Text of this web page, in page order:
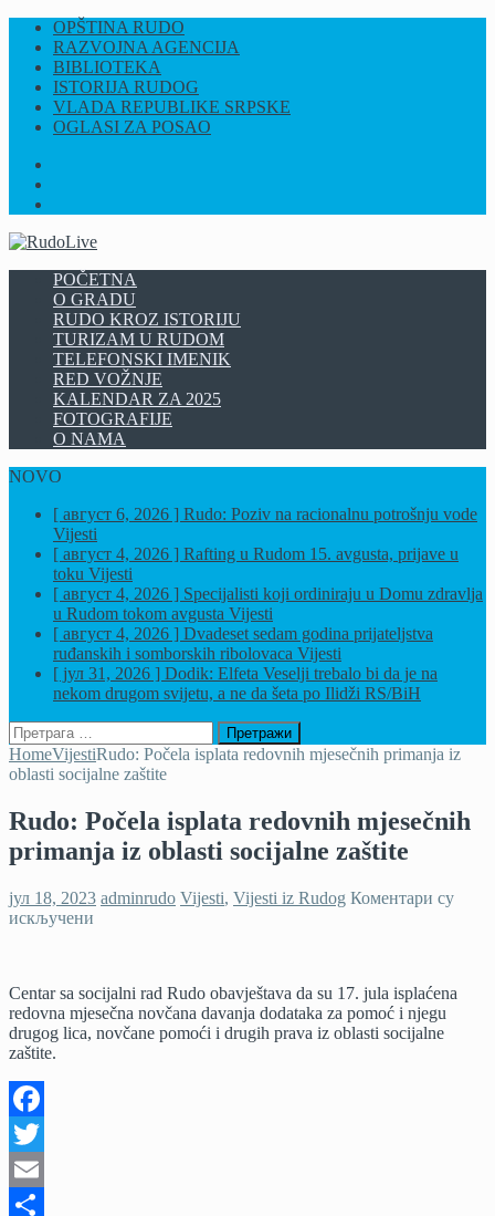
OPŠTINA RUDO
RAZVOJNA AGENCIJA
BIBLIOTEKA
ISTORIJA RUDOG
VLADA REPUBLIKE SRPSKE
OGLASI ZA POSAO
POČETNA
O GRADU
RUDO KROZ ISTORIJU
TURIZAM U RUDOM
TELEFONSKI IMENIK
RED VOŽNJE
KALENDAR ZA 2025
FOTOGRAFIJE
O NAMA
NOVO
[ август 6, 2026 ] Rudo: Poziv na racionalnu potrošnju vode
Vijesti
[ август 4, 2026 ] Rafting u Rudom 15. avgusta, prijave u
toku Vijesti
[ август 4, 2026 ] Specijalisti koji ordiniraju u Domu zdravlja
u Rudom tokom avgusta Vijesti
[ август 4, 2026 ] Dvadeset sedam godina prijateljstva
ruđanskih i somborskih ribolovaca Vijesti
[ јул 31, 2026 ] Dodik: Elfeta Veselji trebalo bi da je na
nekom drugom svijetu, a ne da šeta po Ilidži RS/BiH
Претрага
за:
HomeVijestiRudo: Počela isplata redovnih mjesečnih primanja iz
oblasti socijalne zaštite
Rudo: Počela isplata redovnih mjesečnih
primanja iz oblasti socijalne zaštite
јул 18, 2023 adminrudo Vijesti, Vijesti iz Rudog Коментари су
искључени
redovnih
mjesečnih
primanja
Centar sa socijalni rad Rudo obavještava da su 17. jula isplaćena
redovna mjesečna novčana davanja dodataka za pomoć i njegu
drugog lica, novčane pomoći i drugih prava iz oblasti socijalne
zaštite.
Facebook
Twitter
Email